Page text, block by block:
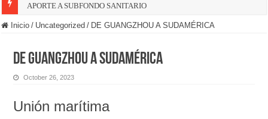
APORTE A SUBFONDO SANITARIO
Inicio / Uncategorized / DE GUANGZHOU A SUDAMÉRICA
DE GUANGZHOU A SUDAMÉRICA
October 26, 2023
Unión marítima